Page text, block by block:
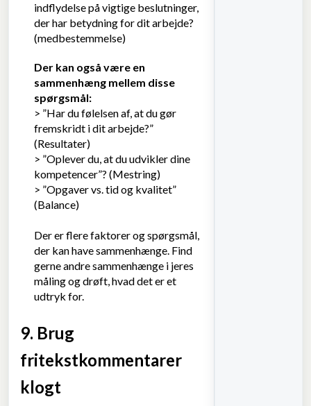
indflydelse på vigtige beslutninger,
der har betydning for dit arbejde?
(medbestemmelse)
Der kan også være en
sammenhæng mellem disse
spørgsmål:
> ”Har du følelsen af, at du gør
fremskridt i dit arbejde?”
(Resultater)
> ”Oplever du, at du udvikler dine
kompetencer”? (Mestring)
> ”Opgaver vs. tid og kvalitet”
(Balance)
Der er flere faktorer og spørgsmål,
der kan have sammenhænge. Find
gerne andre sammenhænge i jeres
måling og drøft, hvad det er et
udtryk for.
9. Brug
fritekstkommentarer
klogt